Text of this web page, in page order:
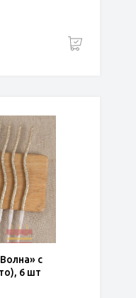
с
6 шт